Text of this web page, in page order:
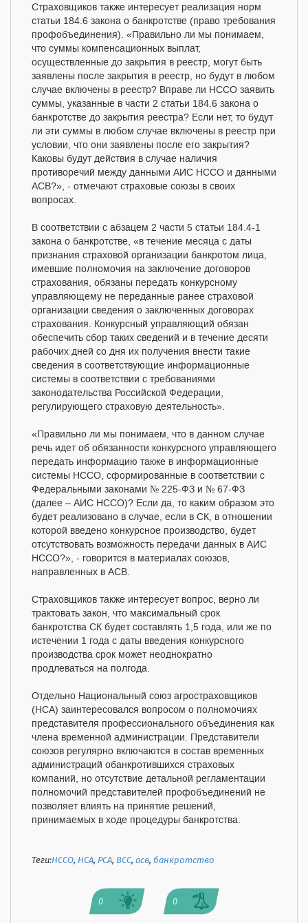
Страховщиков также интересует реализация норм
статьи 184.6 закона о банкротстве (право требования
профобъединения). «Правильно ли мы понимаем,
что суммы компенсационных выплат,
осуществленные до закрытия в реестр, могут быть
заявлены после закрытия в реестр, но будут в любом
случае включены в реестр? Вправе ли НССО заявить
суммы, указанные в части 2 статьи 184.6 закона о
банкротстве до закрытия реестра? Если нет, то будут
ли эти суммы в любом случае включены в реестр при
условии, что они заявлены после его закрытия?
Каковы будут действия в случае наличия
противоречий между данными АИС НССО и данными
АСВ?», - отмечают страховые союзы в своих
вопросах.
В соответствии с абзацем 2 части 5 статьи 184.4-1
закона о банкротстве, «в течение месяца с даты
признания страховой организации банкротом лица,
имевшие полномочия на заключение договоров
страхования, обязаны передать конкурсному
управляющему не переданные ранее страховой
организации сведения о заключенных договорах
страхования. Конкурсный управляющий обязан
обеспечить сбор таких сведений и в течение десяти
рабочих дней со дня их получения внести такие
сведения в соответствующие информационные
системы в соответствии с требованиями
законодательства Российской Федерации,
регулирующего страховую деятельность».
«Правильно ли мы понимаем, что в данном случае
речь идет об обязанности конкурсного управляющего
передать информацию также в информационные
системы НССО, сформированные в соответствии с
Федеральными законами № 225-ФЗ и № 67-ФЗ
(далее – АИС НССО)? Если да, то каким образом это
будет реализовано в случае, если в СК, в отношении
которой введено конкурсное производство, будет
отсутствовать возможность передачи данных в АИС
НССО?», - говорится в материалах союзов,
направленных в АСВ.
Страховщиков также интересует вопрос, верно ли
трактовать закон, что максимальный срок
банкротства СК будет составлять 1,5 года, или же по
истечении 1 года с даты введения конкурсного
производства срок может неоднократно
продлеваться на полгода.
Отдельно Национальный союз агростраховщиков
(НСА) заинтересовался вопросом о полномочиях
представителя профессионального объединения как
члена временной администрации. Представители
союзов регулярно включаются в состав временных
администраций обанкротившихся страховых
компаний, но отсутствие детальной регламентации
полномочий представителей профобъединений не
позволяет влиять на принятие решений,
принимаемых в ходе процедуры банкротства.
Теги:НССО, НСА, РСА, ВСС,асв,банкротство
0 0